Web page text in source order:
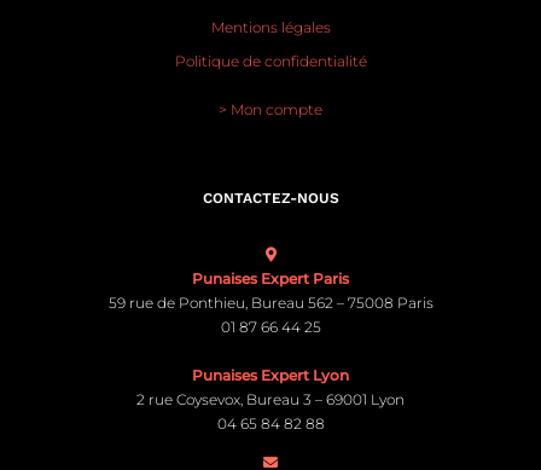
Mentions légales
Politique de confidentialité
> Mon compte
CONTACTEZ-NOUS
Punaises Expert Paris
59 rue de Ponthieu, Bureau 562 – 75008 Paris
01 87 66 44 25
Punaises Expert Lyon
2 rue Coysevox, Bureau 3 – 69001 Lyon
04 65 84 82 88